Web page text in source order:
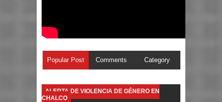
Popular Post Comments Category
ALERTA DE VIOLENCIA DE GÉNERO EN
CHALCO